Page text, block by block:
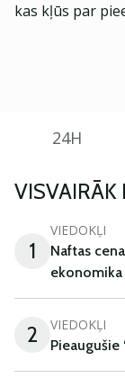
kas kļūs par
24H
VISVAIRĀK
1
VIEDOKĻI
Naftas
2 VIEDOKĻI